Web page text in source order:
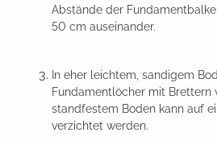
Abstände der
50 cm
In eher leichtem, sandigem
Fundamentlöcher mit Brettern
standfestem Boden kann auf
verzichtet werden.